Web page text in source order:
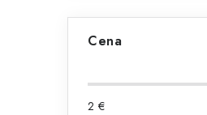
Cena
2 €